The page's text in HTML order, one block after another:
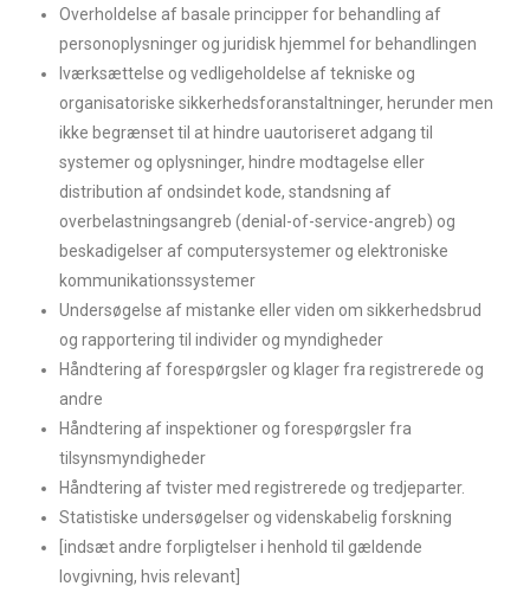
Overholdelse af basale principper for behandling af
personoplysninger og juridisk hjemmel for behandlingen
Iværksættelse og vedligeholdelse af tekniske og
organisatoriske sikkerhedsforanstaltninger, herunder men
ikke begrænset til at hindre uautoriseret adgang til
systemer og oplysninger, hindre modtagelse eller
distribution af ondsindet kode, standsning af
overbelastningsangreb (denial-of-service-angreb) og
beskadigelser af computersystemer og elektroniske
kommunikationssystemer
Undersøgelse af mistanke eller viden om sikkerhedsbrud
og rapportering til individer og myndigheder
Håndtering af forespørgsler og klager fra registrerede og
andre
Håndtering af inspektioner og forespørgsler fra
tilsynsmyndigheder
Håndtering af tvister med registrerede og tredjeparter.
Statistiske undersøgelser og videnskabelig forskning
[indsæt andre forpligtelser i henhold til gældende
lovgivning, hvis relevant]